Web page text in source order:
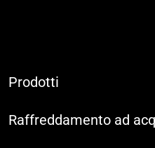
Prodotti
Raffreddamento ad